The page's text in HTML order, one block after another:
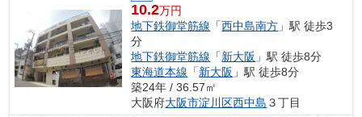
10.2万円
地下鉄御堂筋線 「西中島南方 」駅 徒歩3
分
地下鉄御堂筋線 「新大阪 」駅 徒歩8分
東海道本線 「新大阪 」駅 徒歩8分
築24年 / 36.57㎡
大阪府大阪市淀川区西中島 ３丁目